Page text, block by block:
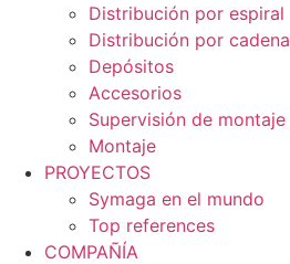
Distribución por espiral
Distribución por cadena
Depósitos
Accesorios
Supervisión de montaje
Montaje
PROYECTOS
Symaga en el mundo
Top references
COMPAÑÍA